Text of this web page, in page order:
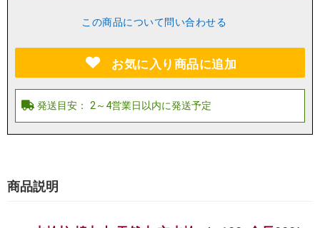
この商品について問い合わせる
お気に入り商品に追加
商品説明